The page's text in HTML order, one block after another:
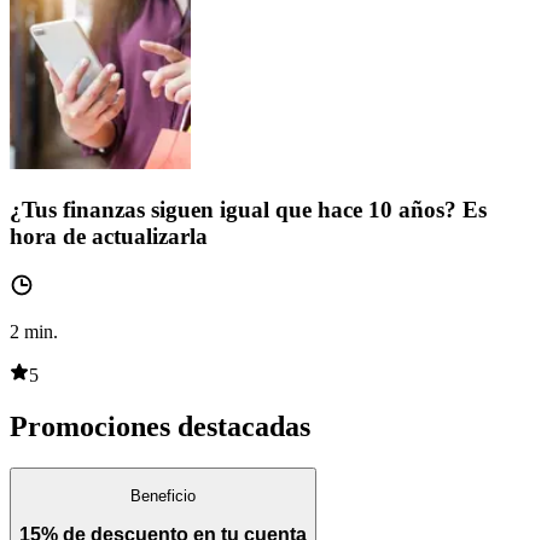
¿Tus finanzas siguen igual que hace 10 años? Es
hora de actualizarla
2 min.
5
Promociones destacadas
Beneficio
15% de descuento en tu cuenta